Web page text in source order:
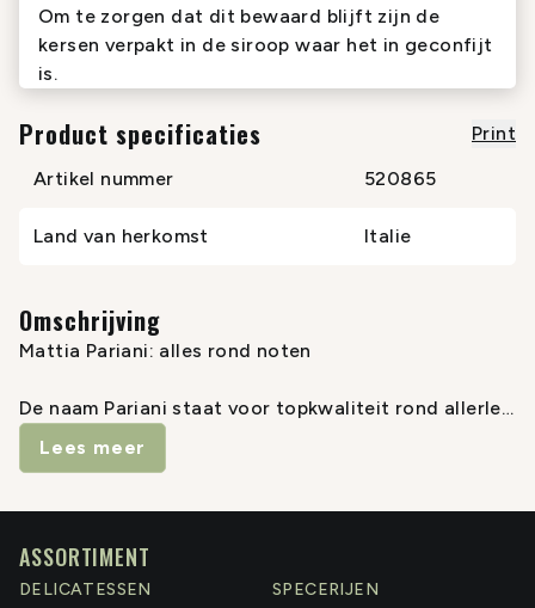
Om te zorgen dat dit bewaard blijft zijn de
kersen verpakt in de siroop waar het in geconfijt
is.
Product specificaties
Print
Artikel nummer
520865
Land van herkomst Italie
Omschrijving
Mattia Pariani: alles rond noten
De naam Pariani staat voor topkwaliteit rond allerlei
Italiaanse noten. Rond het jaar 2000 begon Mattia
Pariani zich te specialiseren in de verwerking van
walnoten (uit Veneto), Toscaanse pijnboompitten,
amandelen en de beroemde pistachenootjes, beide
Lees meer
ASSORTIMENT
DELICATESSEN SPECERIJEN